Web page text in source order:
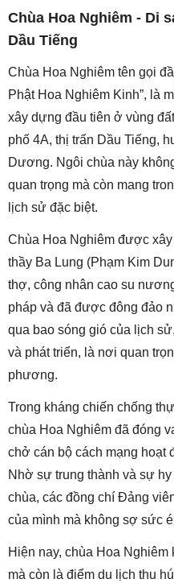
Chùa Hoa Nghiêm - Di
Dầu Tiếng
Chùa Hoa Nghiêm tên gọi
Phật Hoa Nghiêm Kinh”, là
xây dựng đầu tiên ở vùng
phố 4A, thị trấn Dầu Tiếng,
Dương. Ngôi chùa này
quan trọng mà còn mang
lịch sử đặc biệt.
Chùa Hoa Nghiêm được
thầy Ba Lung (Phạm Kim
thợ, công nhân cao su
pháp và đã được đông đảo
qua bao sóng gió của lịch
và phát triển, là nơi quan
phương.
Trong kháng chiến chống
chùa Hoa Nghiêm đã đóng
chở cán bộ cách mạng hoạt
Nhờ sự trung thành và sự
chùa, các đồng chí Đảng
của mình mà không sợ sức
Hiện nay, chùa Hoa
mà còn là điểm du lịch thu